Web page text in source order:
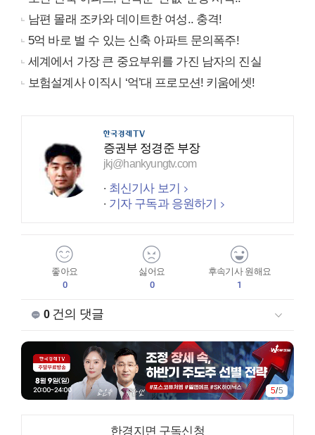
남편 몰래 조카와 데이트한 여성.. 충격!
5억 바로 벌 수 있는 신축 아파트 문의폭주!
세계에서 가장 큰 중요부위를 가진 남자의 진실
보험설계사 이직시 ‘억’대 프로모션! 키움에셋!
증권부 정경준 부장
jkj@hankyungtv.com
최신기사 보기
기자 구독과 응원하기
좋아요
0
싫어요
0
후속기사 원해요
1
0건의 댓글
5/5
한경지면 구독신청